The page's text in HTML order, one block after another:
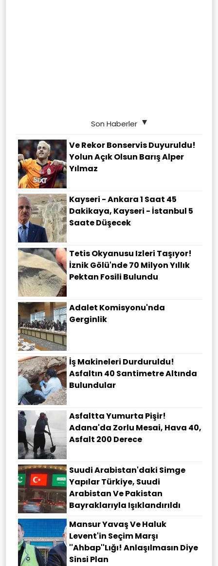
Son Haberler
Ve Rekor Bonservis Duyuruldu!
Yolun Açık Olsun Barış Alper
Yılmaz
Kayseri - Ankara 1 Saat 45
Dakikaya, Kayseri - İstanbul 5
Saate Düşecek
Tetis Okyanusu Izleri Taşıyor!
İznik Gölü'nde 70 Milyon Yıllık
Pektan Fosili Bulundu
Adalet Komisyonu'nda
Gerginlik
İş Makineleri Durduruldu!
Asfaltın 40 Santimetre Altında
Bulundular
Asfaltta Yumurta Pişir!
Adana'da Zorlu Mesai, Hava 40,
Asfalt 200 Derece
Suudi Arabistan'daki Simge
Yapılar Türkiye, Suudi
Arabistan Ve Pakistan
Bayraklarıyla Işıklandırıldı
Mansur Yavaş Ve Haluk
Levent'in Seçim Marşı
''Ahbap''lığı! Anlaşılmasın Diye
Sinsi Plan